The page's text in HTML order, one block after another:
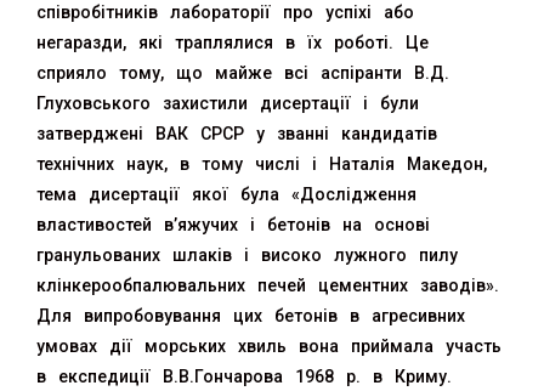
співробітників лабораторії про успіхі або
негаразди, які траплялися в їх роботі. Це
сприяло тому, що майже всі аспіранти В.Д.
Глуховського захистили дисертації і були
затверджені ВАК СРСР у званні кандидатів
технічних наук, в тому числі і Наталія Македон,
тема дисертації якої була «Дослідження
властивостей в’яжучих і бетонів на основі
гранульованих шлаків і високо лужного пилу
клінкерообпалювальних печей цементних заводів».
Для випробовування цих бетонів в агресивних
умовах дії морських хвиль вона приймала участь
в експедиції В.В.Гончарова 1968 р. в Криму.